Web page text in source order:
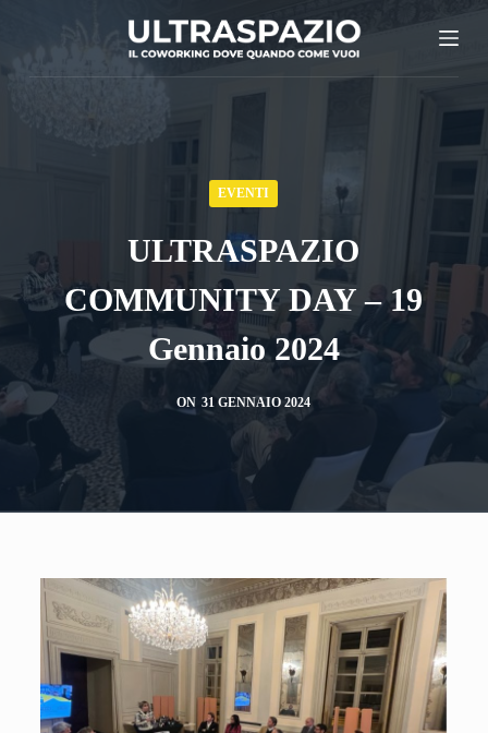
o
n
n
EVENTI
ULTRASPAZIO
COMMUNITY DAY – 19
Gennaio 2024
ON 31 GENNAIO 2024